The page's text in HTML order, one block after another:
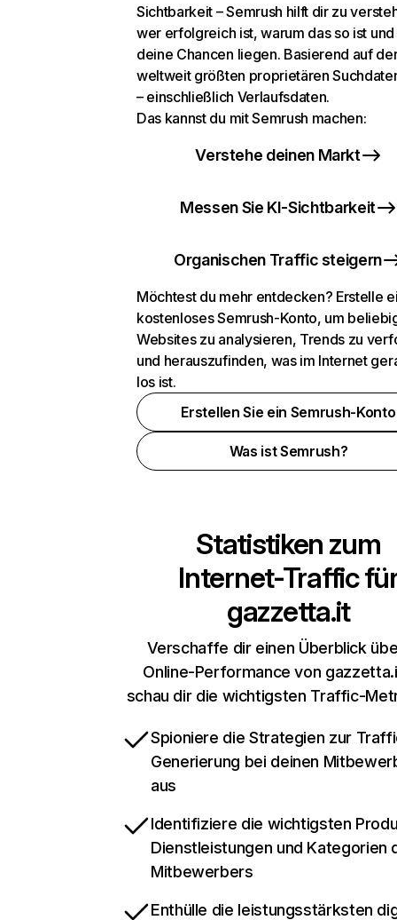
Sichtbarkeit – Semrush hilft dir zu
wer erfolgreich ist, warum das so ist
deine Chancen liegen. Basierend auf
weltweit größten proprietären
– einschließlich Verlaufsdaten.
Das kannst du mit Semrush machen:
Verstehe deinen Markt
Messen Sie KI-Sichtbarkeit
Organischen Traffic steigern
Möchtest du mehr entdecken? Erstelle
kostenloses Semrush-Konto, um
Websites zu analysieren, Trends zu
und herauszufinden, was im Internet
los ist.
Erstellen Sie ein Semrush-Konto
Was ist Semrush?
Statistiken zum
Internet-Traffic
gazzetta.it
Verschaffe dir einen Überblick
Online-Performance von
schau dir die wichtigsten Traffic-
Spioniere die Strategien zur
Generierung bei deinen
aus
Identifiziere die wichtigsten
Dienstleistungen und Kategorien
Mitbewerbers
Enthülle die leistungsstärksten